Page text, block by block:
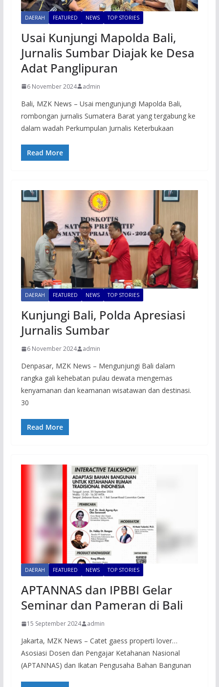
DAERAH FEATURED NEWS TOP STORIES
Usai Kunjungi Mapolda Bali,
Jurnalis Sumbar Diajak ke Desa
Adat Panglipuran
6 November 2024 admin
Bali, MZK News – Usai mengunjungi Mapolda Bali,
rombongan jurnalis Sumatera Barat yang tergabung ke
dalam wadah Perkumpulan Jurnalis Keterbukaan
Read More
DAERAH FEATURED NEWS TOP STORIES
Kunjungi Bali, Polda Apresiasi
Jurnalis Sumbar
6 November 2024 admin
Denpasar, MZK News – Mengunjungi Bali dalam
rangka gali kehebatan pulau dewata mengemas
kenyamanan dan keamanan wisatawan dan destinasi.
30
Read More
DAERAH FEATURED NEWS TOP STORIES
APTANNAS dan IPBBI Gelar
Seminar dan Pameran di Bali
15 September 2024 admin
Jakarta, MZK News – Catet gaess properti lover…
Asosiasi Dosen dan Pengajar Ketahanan Nasional
(APTANNAS) dan Ikatan Pengusaha Bahan Bangunan